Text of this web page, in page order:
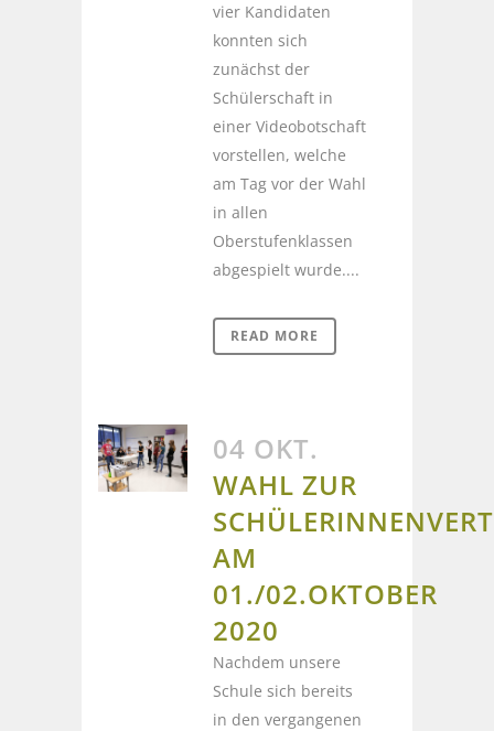
vier Kandidaten
konnten sich
zunächst der
Schülerschaft in
einer Videobotschaft
vorstellen, welche
am Tag vor der Wahl
in allen
Oberstufenklassen
abgespielt wurde....
READ MORE
04 OKT.
WAHL ZUR
AM
01./02.OKTOBER
2020
Nachdem unsere
Schule sich bereits
in den vergangenen